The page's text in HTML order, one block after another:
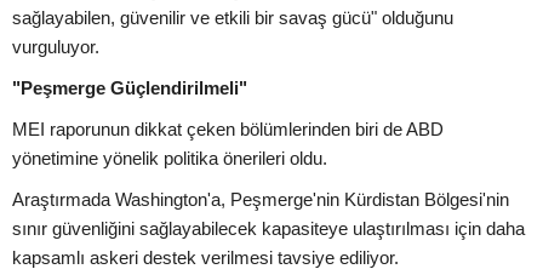
sağlayabilen, güvenilir ve etkili bir savaş gücü" olduğunu
vurguluyor.
"Peşmerge Güçlendirilmeli"
MEI raporunun dikkat çeken bölümlerinden biri de ABD
yönetimine yönelik politika önerileri oldu.
Araştırmada Washington'a, Peşmerge'nin Kürdistan Bölgesi'nin
sınır güvenliğini sağlayabilecek kapasiteye ulaştırılması için daha
kapsamlı askeri destek verilmesi tavsiye ediliyor.